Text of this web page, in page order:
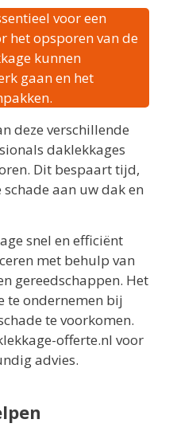
voor een
het opsporen van de
kunnen
gaan en het
deze verschillende
daklekkages
Dit bespaart tijd,
aan uw dak en
snel en efficiënt
met behulp van
gereedschappen. Het
te ondernemen bij
te voorkomen.
offerte.nl voor
advies.